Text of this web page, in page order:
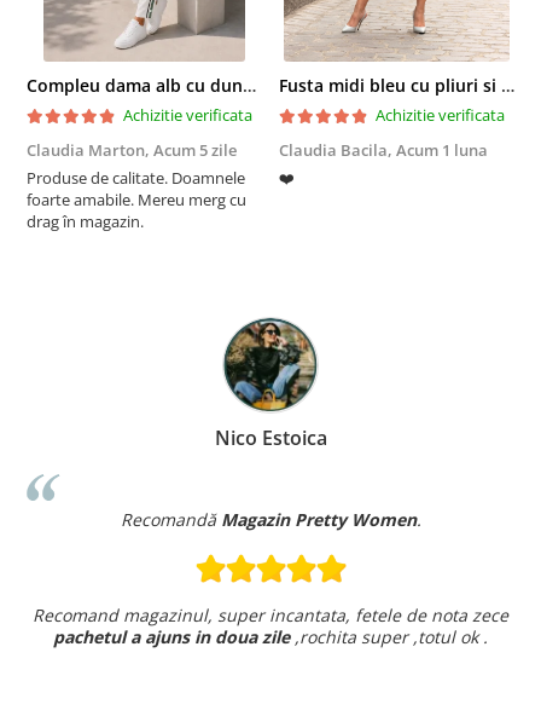
Compleu dama alb cu dungi laterale in nuante de verde si negru
Achizitie verificata
Claudia Marton, Acum 5 zile
Produse de calitate. Doamnele
foarte amabile. Mereu merg cu
drag în magazin.
Fusta midi bleu cu pliuri si buzunare
Achizitie verificata
Claudia Bacila, Acum 1 luna
❤️
Nico Estoica
Recomandă Magazin Pretty Women.
Recomand magazinul, super incantata, fetele de nota zece
pachetul a ajuns in doua zile,rochita super ,totul ok .